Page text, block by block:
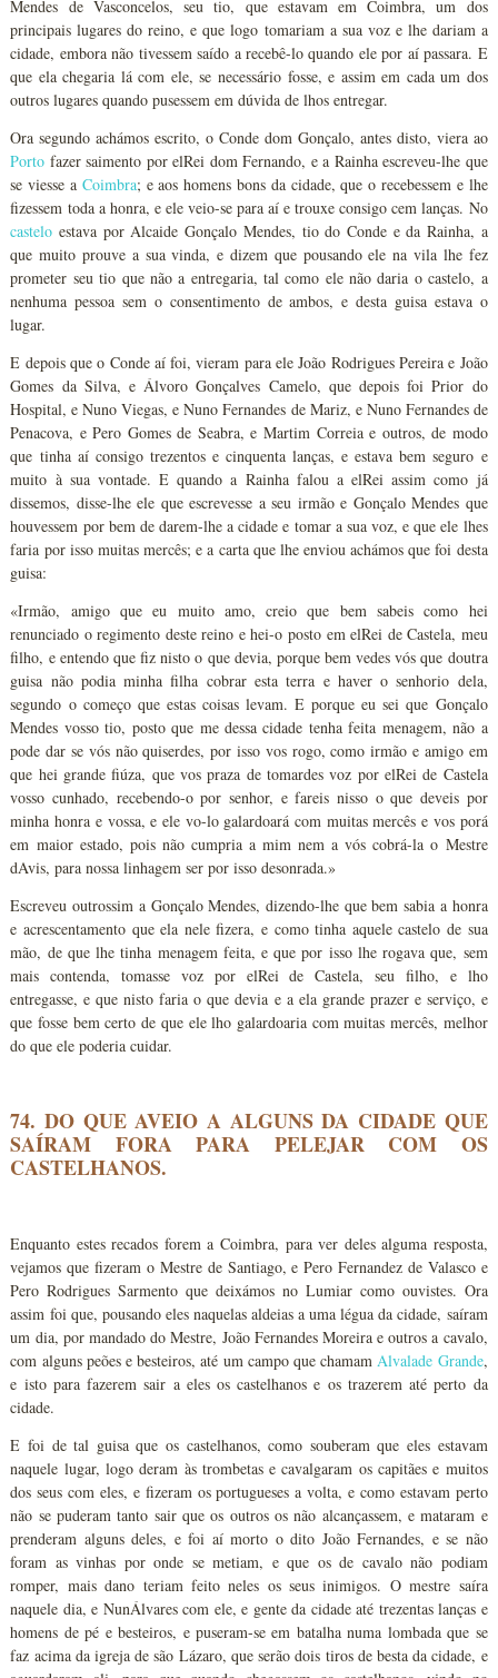
Mendes de Vasconcelos, seu tio, que estavam em Coimbra, um dos
principais lugares do reino, e que logo tomariam a sua voz e lhe dariam a
cidade, embora não tivessem saído a recebê-lo quando ele por aí passara. E
que ela chegaria lá com ele, se necessário fosse, e assim em cada um dos
outros lugares quando pusessem em dúvida de lhos entregar.
Ora segundo achámos escrito, o Conde dom Gonçalo, antes disto, viera ao
Porto fazer saimento por elRei dom Fernando, e a Rainha escreveu-lhe que
se viesse a Coimbra; e aos homens bons da cidade, que o recebessem e lhe
fizessem toda a honra, e ele veio-se para aí e trouxe consigo cem lanças. No
castelo estava por Alcaide Gonçalo Mendes, tio do Conde e da Rainha, a
que muito prouve a sua vinda, e dizem que pousando ele na vila lhe fez
prometer seu tio que não a entregaria, tal como ele não daria o castelo, a
nenhuma pessoa sem o consentimento de ambos, e desta guisa estava o
lugar.
E depois que o Conde aí foi, vieram para ele João Rodrigues Pereira e João
Gomes da Silva, e Álvoro Gonçalves Camelo, que depois foi Prior do
Hospital, e Nuno Viegas, e Nuno Fernandes de Mariz, e Nuno Fernandes de
Penacova, e Pero Gomes de Seabra, e Martim Correia e outros, de modo
que tinha aí consigo trezentos e cinquenta lanças, e estava bem seguro e
muito à sua vontade. E quando a Rainha falou a elRei assim como já
dissemos, disse-lhe ele que escrevesse a seu irmão e Gonçalo Mendes que
houvessem por bem de darem-lhe a cidade e tomar a sua voz, e que ele lhes
faria por isso muitas mercês; e a carta que lhe enviou achámos que foi desta
guisa:
«Irmão, amigo que eu muito amo, creio que bem sabeis como hei
renunciado o regimento deste reino e hei-o posto em elRei de Castela, meu
filho, e entendo que fiz nisto o que devia, porque bem vedes vós que doutra
guisa não podia minha filha cobrar esta terra e haver o senhorio dela,
segundo o começo que estas coisas levam. E porque eu sei que Gonçalo
Mendes vosso tio, posto que me dessa cidade tenha feita menagem, não a
pode dar se vós não quiserdes, por isso vos rogo, como irmão e amigo em
que hei grande fiúza, que vos praza de tomardes voz por elRei de Castela
vosso cunhado, recebendo-o por senhor, e fareis nisso o que deveis por
minha honra e vossa, e ele vo-lo galardoará com muitas mercês e vos porá
em maior estado, pois não cumpria a mim nem a vós cobrá-la o Mestre
dAvis, para nossa linhagem ser por isso desonrada.»
Escreveu outrossim a Gonçalo Mendes, dizendo-lhe que bem sabia a honra
e acrescentamento que ela nele fizera, e como tinha aquele castelo de sua
mão, de que lhe tinha menagem feita, e que por isso lhe rogava que, sem
mais contenda, tomasse voz por elRei de Castela, seu filho, e lho
entregasse, e que nisto faria o que devia e a ela grande prazer e serviço, e
que fosse bem certo de que ele lho galardoaria com muitas mercês, melhor
do que ele poderia cuidar.
74. DO QUE AVEIO A ALGUNS DA CIDADE QUE
SAÍRAM FORA PARA PELEJAR COM OS
CASTELHANOS.
Enquanto estes recados forem a Coimbra, para ver deles alguma resposta,
vejamos que fizeram o Mestre de Santiago, e Pero Fernandez de Valasco e
Pero Rodrigues Sarmento que deixámos no Lumiar como ouvistes. Ora
assim foi que, pousando eles naquelas aldeias a uma légua da cidade, saíram
um dia, por mandado do Mestre, João Fernandes Moreira e outros a cavalo,
com alguns peões e besteiros, até um campo que chamamAlvalade Grande,
e isto para fazerem sair a eles os castelhanos e os trazerem até perto da
cidade.
E foi de tal guisa que os castelhanos, como souberam que eles estavam
naquele lugar, logo deram às trombetas e cavalgaram os capitães e muitos
dos seus com eles, e fizeram os portugueses a volta, e como estavam perto
não se puderam tanto sair que os outros os não alcançassem, e mataram e
prenderam alguns deles, e foi aí morto o dito João Fernandes, e se não
foram as vinhas por onde se metiam, e que os de cavalo não podiam
romper, mais dano teriam feito neles os seus inimigos. O mestre saíra
naquele dia, e NunÁlvares com ele, e gente da cidade até trezentas lanças e
homens de pé e besteiros, e puseram-se em batalha numa lombada que se
faz acima da igreja de são Lázaro, que serão dois tiros de besta da cidade, e